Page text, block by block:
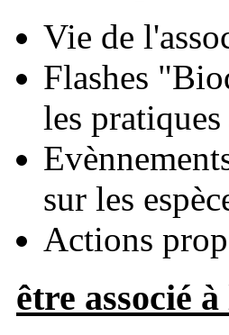
Vie de
Flashes
les
sur les
Actions
être associé